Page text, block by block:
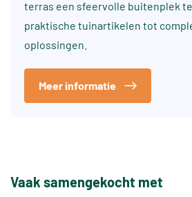
terras een sfeervolle buitenplek
praktische tuinartikelen tot
oplossingen.
Meer informatie
Vaak samengekocht met